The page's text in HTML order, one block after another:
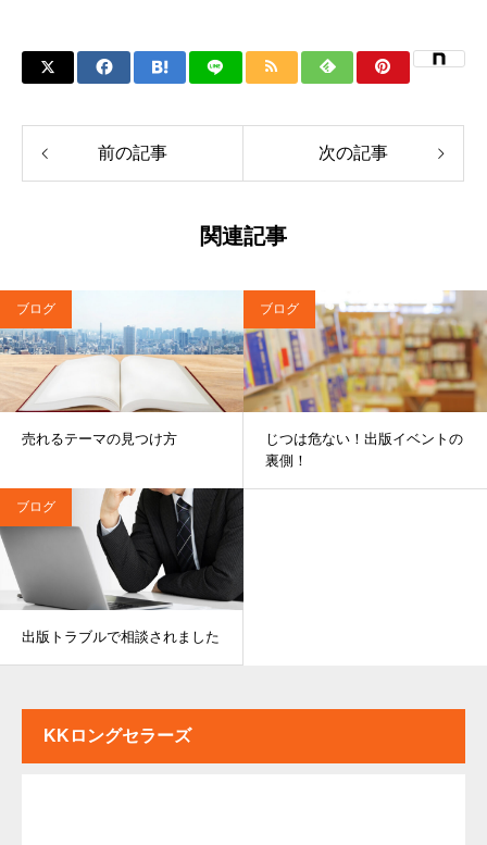
前の記事 次の記事
関連記事
ブログ
売れるテーマの見つけ方
ブログ
じつは危ない！出版イベントの
裏側！
ブログ
出版トラブルで相談されました
KKロングセラーズ